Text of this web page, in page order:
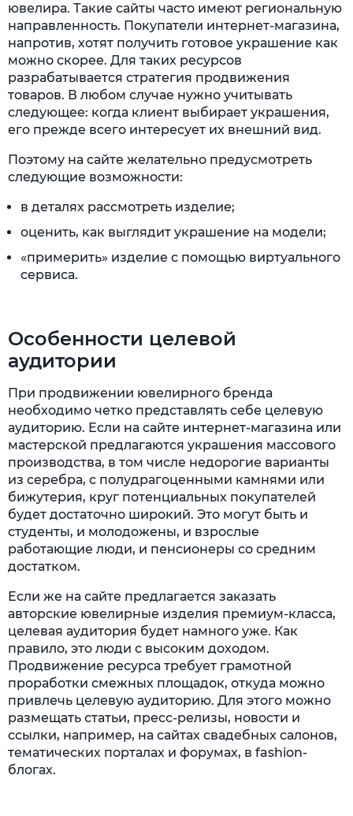
ювелира. Такие сайты часто имеют региональную
направленность. Покупатели интернет-магазина,
напротив, хотят получить готовое украшение как
можно скорее. Для таких ресурсов
разрабатывается стратегия продвижения
товаров. В любом случае нужно учитывать
следующее: когда клиент выбирает украшения,
его прежде всего интересует их внешний вид.
Поэтому на сайте желательно предусмотреть
следующие возможности:
в деталях рассмотреть изделие;
оценить, как выглядит украшение на модели;
«примерить» изделие с помощью виртуального
сервиса.
Особенности целевой
аудитории
При продвижении ювелирного бренда
необходимо четко представлять себе целевую
аудиторию. Если на сайте интернет-магазина или
мастерской предлагаются украшения массового
производства, в том числе недорогие варианты
из серебра, с полудрагоценными камнями или
бижутерия, круг потенциальных покупателей
будет достаточно широкий. Это могут быть и
студенты, и молодожены, и взрослые
работающие люди, и пенсионеры со средним
достатком.
Если же на сайте предлагается заказать
авторские ювелирные изделия премиум-класса,
целевая аудитория будет намного уже. Как
правило, это люди с высоким доходом.
Продвижение ресурса требует грамотной
проработки смежных площадок, откуда можно
привлечь целевую аудиторию. Для этого можно
размещать статьи, пресс-релизы, новости и
ссылки, например, на сайтах свадебных салонов,
тематических порталах и форумах, в fashion-
блогах.